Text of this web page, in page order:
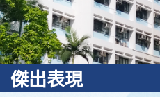
傑出表現